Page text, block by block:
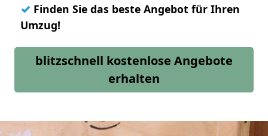
✓ Finden Sie das beste Angebot für Ihren
Umzug!
blitzschnell kostenlose Angebote
erhalten